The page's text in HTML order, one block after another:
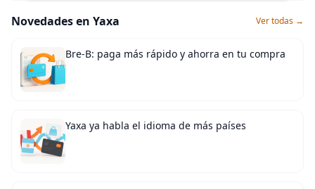
Novedades en Yaxa Ver todas →
Bre-B: paga más rápido y ahorra en tu compra
Yaxa ya habla el idioma de más países